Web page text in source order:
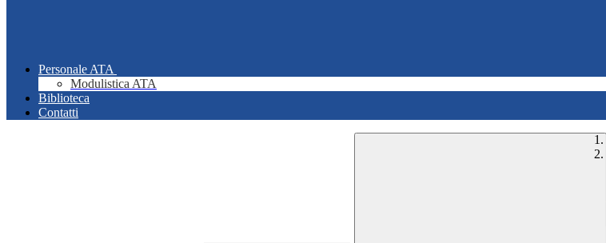
Personale ATA
Modulistica ATA
Biblioteca
Contatti